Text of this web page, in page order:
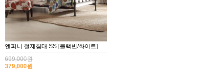
엔퍼니 철제침대 SS [블랙빈/화이트]
699,000원
379,000원
2017년 미즌하임 리뉴얼